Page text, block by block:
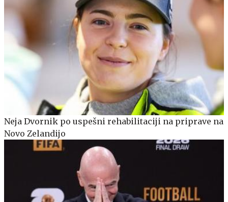
Neja Dvornik po uspešni rehabilitaciji na priprave na
Novo Zelandijo